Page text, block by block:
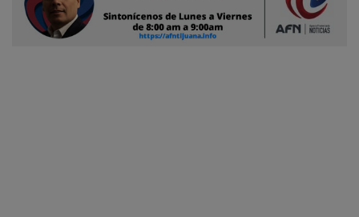
Reportero
Ciudadano